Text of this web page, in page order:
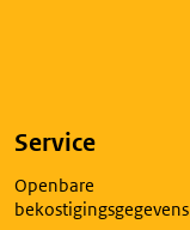
Service
Openbare
bekostigingsgegevens